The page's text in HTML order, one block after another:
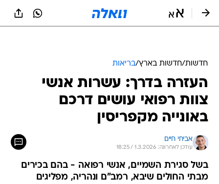
חדשות/חדשות בארץ/בריאות
העזרה בדרך: עשרות אנשי
צוות רפואי עושים דרכם
באונייה מקפריסין
אביחי חיים
עודכן לאחרונה: 1.3.2026 / 18:25
בשל סגירת השמיים, אנשי רפואה - בהם בכירים
מבתי החולים שיבא, רמב"ם ונהריה, מפליגים